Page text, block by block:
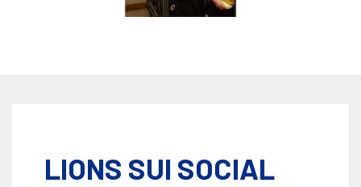
LIONS SUI SOCIAL